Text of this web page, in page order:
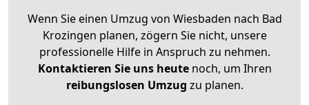
Wenn Sie einen Umzug von Wiesbaden nach Bad
Krozingen planen, zögern Sie nicht, unsere
professionelle Hilfe in Anspruch zu nehmen.
Kontaktieren Sie uns heutenoch, um Ihren
reibungslosen Umzug zu planen.